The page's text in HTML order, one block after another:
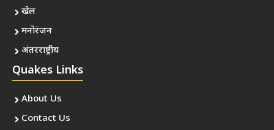
खेल
मनोरंजन
अंतरराष्ट्रीय
Quakes Links
About Us
Contact Us